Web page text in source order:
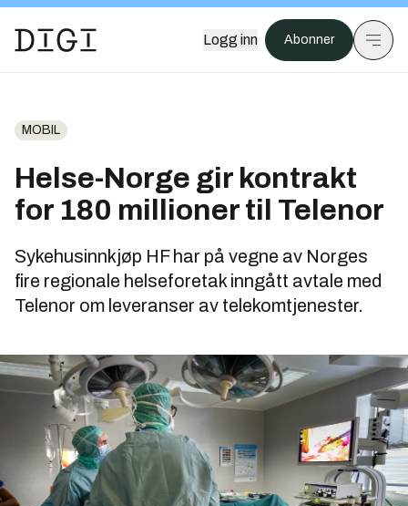
Logg inn Abonner
MOBIL
Helse-Norge gir kontrakt
for 180 millioner til Telenor
Sykehusinnkjøp HF har på vegne av Norges
fire regionale helseforetak inngått avtale med
Telenor om leveranser av telekomtjenester.